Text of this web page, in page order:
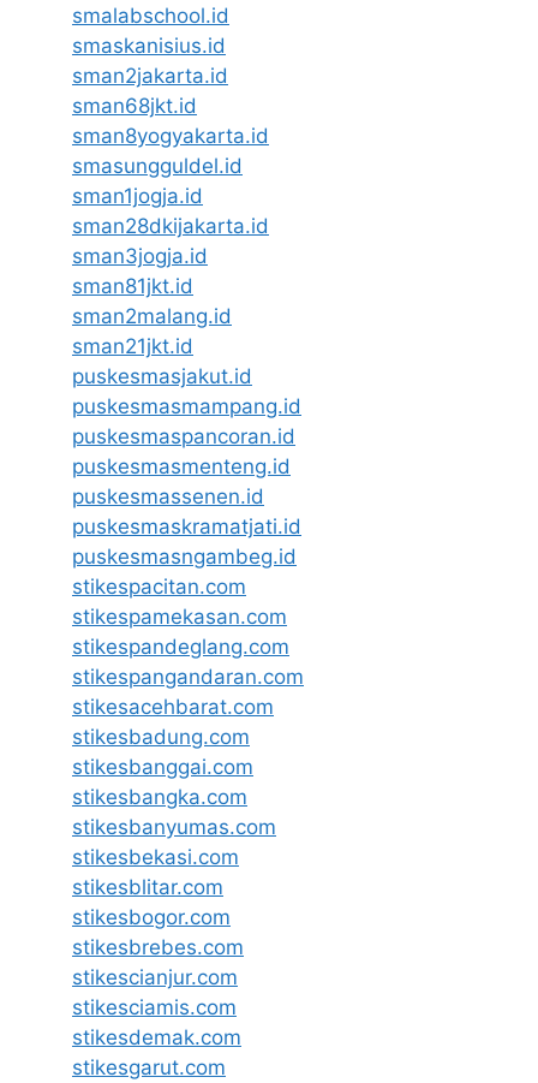
smalabschool.id
smaskanisius.id
sman2jakarta.id
sman68jkt.id
sman8yogyakarta.id
smasungguldel.id
sman1jogja.id
sman28dkijakarta.id
sman3jogja.id
sman81jkt.id
sman2malang.id
sman21jkt.id
puskesmasjakut.id
puskesmasmampang.id
puskesmaspancoran.id
puskesmasmenteng.id
puskesmassenen.id
puskesmaskramatjati.id
puskesmasngambeg.id
stikespacitan.com
stikespamekasan.com
stikespandeglang.com
stikespangandaran.com
stikesacehbarat.com
stikesbadung.com
stikesbanggai.com
stikesbangka.com
stikesbanyumas.com
stikesbekasi.com
stikesblitar.com
stikesbogor.com
stikesbrebes.com
stikescianjur.com
stikesciamis.com
stikesdemak.com
stikesgarut.com